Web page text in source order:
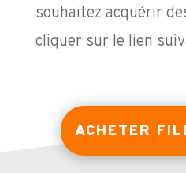
souhaitez acquérir
cliquer sur le lien
ACHETER